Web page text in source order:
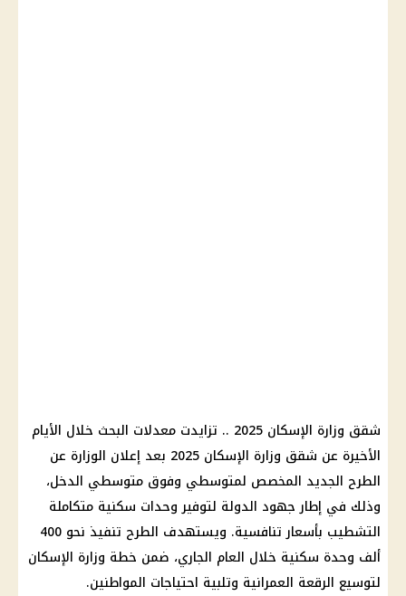
شقق وزارة الإسكان 2025 .. تزايدت معدلات البحث خلال الأيام
الأخيرة عن شقق وزارة الإسكان 2025 بعد إعلان الوزارة عن
الطرح الجديد المخصص لمتوسطي وفوق متوسطي الدخل،
وذلك في إطار جهود الدولة لتوفير وحدات سكنية متكاملة
التشطيب بأسعار تنافسية. ويستهدف الطرح تنفيذ نحو 400
ألف وحدة سكنية خلال العام الجاري، ضمن خطة وزارة الإسكان
لتوسيع الرقعة العمرانية وتلبية احتياجات المواطنين.